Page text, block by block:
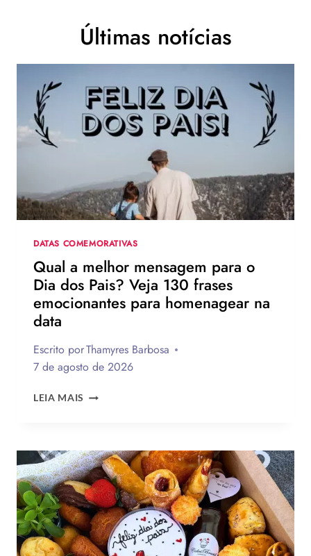
Últimas notícias
DATAS COMEMORATIVAS
Qual a melhor mensagem para o
Dia dos Pais? Veja 130 frases
emocionantes para homenagear na
data
Escrito porThamyres Barbosa
7 de agosto de 2026
LEIA MAIS QUAL
PARA
O
DIA
DOS
PAIS?
VEJA
130